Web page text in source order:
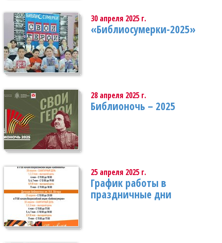
30 апреля 2025 г.
«Библиосумерки-2025»
28 апреля 2025 г.
Библионочь – 2025
25 апреля 2025 г.
График работы в
праздничные дни